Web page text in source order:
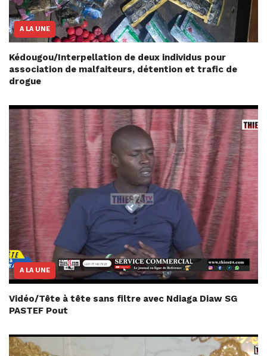
A LA UNE
Kédougou/Interpellation de deux individus pour
association de malfaiteurs, détention et trafic de
drogue
A LA UNE
Vidéo/Tête à tête sans filtre avec Ndiaga Diaw SG
PASTEF Pout